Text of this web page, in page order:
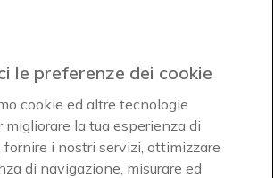
Accettiamo
le preferenze dei cookie
cookie ed altre tecnologie
migliorare la tua esperienza di
fornire i nostri servizi, ottimizzare
di navigazione, misurare ed